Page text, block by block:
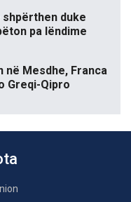
duke
pa lëndime
në Mesdhe, Franca
Greqi-Qipro